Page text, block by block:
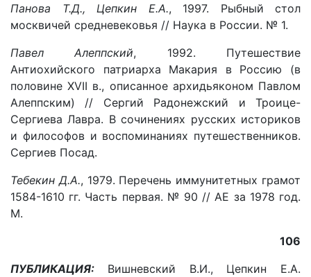
Панова Т.Д., Цепкин Е.А., 1997. Рыбный стол
москвичей средневековья // Наука в России. № 1.
Павел Алеппский, 1992. Путешествие
Антиохийского патриарха Макария в Россию (в
половине XVII в., описанное архидьяконом Павлом
Алеппским) // Сергий Радонежский и Троице-
Сергиева Лавра. В сочинениях русских историков
и философов и воспоминаниях путешественников.
Сергиев Посад.
Тебекин Д.А., 1979. Перечень иммунитетных грамот
1584-1610 гг. Часть первая. № 90 // АЕ за 1978 год.
М.
106
ПУБЛИКАЦИЯ:
Вишневский В.И., Цепкин Е.А.